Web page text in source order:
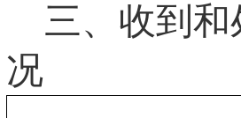
三、收到
况